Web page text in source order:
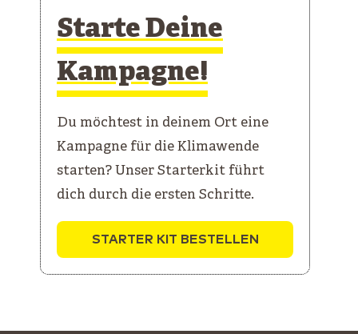
Starte Deine
Kampagne!
Du möchtest in deinem Ort eine
Kampagne für die Klimawende
starten? Unser Starterkit führt
dich durch die ersten Schritte.
STARTER KIT BESTELLEN